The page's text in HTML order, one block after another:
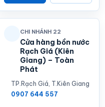
CHI NHÁNH 22
Cửa hàng bồn nước
Rạch Giá (Kiên
Giang) – Toàn
Phát
TP.Rạch Giá, T.Kiên Giang
0907 644 557